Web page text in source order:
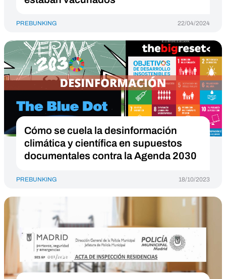
PREBUNKING 22/04/2024
Cómo se cuela la desinformación
climática y científica en supuestos
documentales contra la Agenda 2030
PREBUNKING 18/10/2023